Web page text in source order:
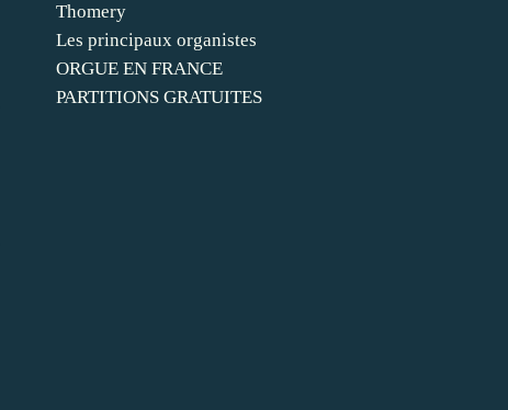
Thomery
Les principaux organistes
ORGUE EN FRANCE
PARTITIONS GRATUITES